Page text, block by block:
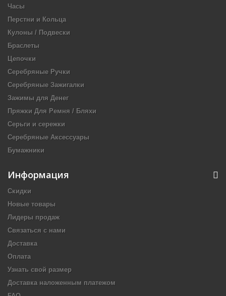
Часы
Перстни и Кольца
Кулоны / Подвески
Браслеты
Цепочки
Серебряные Ручки
Серебряные Зажигалки
Зажимы для Денег
Пряжки Для Ремня / Бляхи
Серьги и сережки
Серебряные Аксессуары
Бумажники
Информация
Скидки
Новые товары
Лидеры продаж
Связаться с нами
Доставка
Оплата
Узнать свой размер
Доставка наложенным платежом